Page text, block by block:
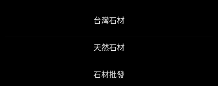
台灣石材
天然石材
石材批發